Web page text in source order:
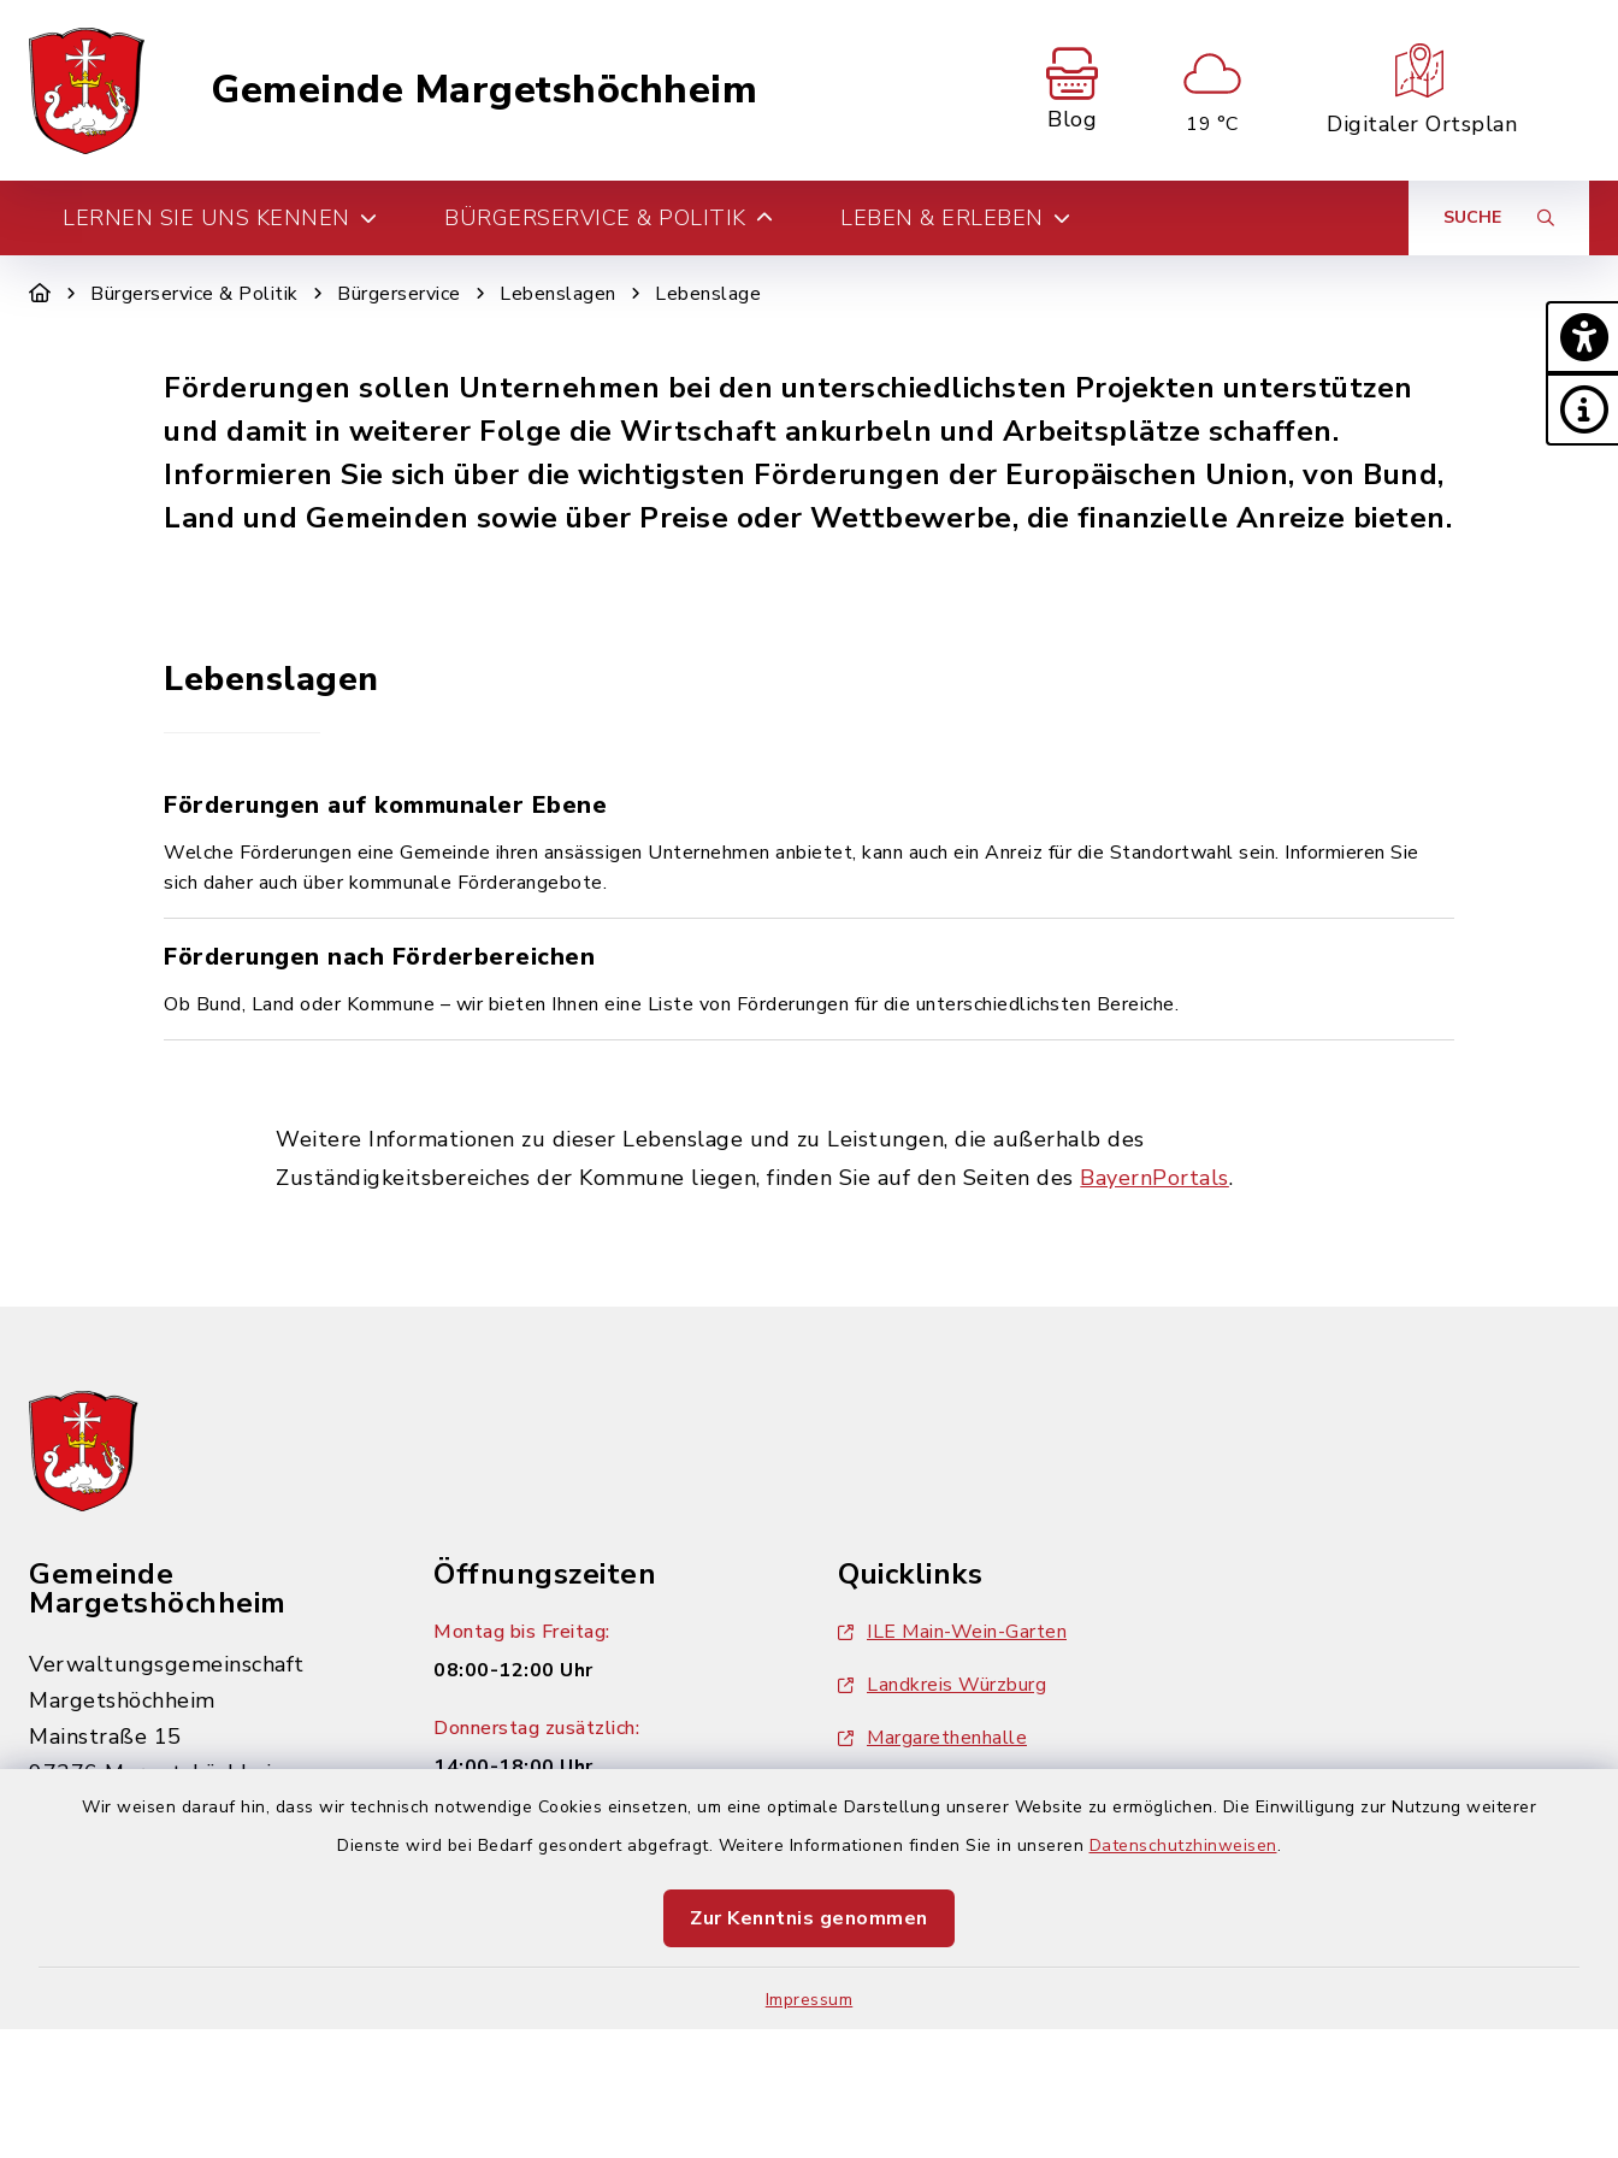
Wir weisen darauf hin, dass wir technisch notwendige Cookies einsetzen, um eine optimale Darstellung unserer Website zu ermöglichen. Die Einwilligung zur Nutzung weiterer
Dienste wird bei Bedarf gesondert abgefragt. Weitere Informationen finden Sie in unseren Datenschutzhinweisen.
Zur Kenntnis genommen
Impressum
Gemeinde Margetshöchheim
Blog 19 °C Digitaler Ortsplan
LERNEN SIE UNS KENNEN BÜRGERSERVICE & POLITIK LEBEN & ERLEBEN SUCHE
Bürgerservice & Politik Bürgerservice Lebenslagen Lebenslage
Förderungen sollen Unternehmen bei den unterschiedlichsten Projekten unterstützen
und damit in weiterer Folge die Wirtschaft ankurbeln und Arbeitsplätze schaffen.
Informieren Sie sich über die wichtigsten Förderungen der Europäischen Union, von Bund,
Land und Gemeinden sowie über Preise oder Wettbewerbe, die finanzielle Anreize bieten.
Lebenslagen
Förderungen auf kommunaler Ebene
Welche Förderungen eine Gemeinde ihren ansässigen Unternehmen anbietet, kann auch ein Anreiz für die Standortwahl sein. Informieren Sie
sich daher auch über kommunale Förderangebote.
Förderungen nach Förderbereichen
Ob Bund, Land oder Kommune – wir bieten Ihnen eine Liste von Förderungen für die unterschiedlichsten Bereiche.
Weitere Informationen zu dieser Lebenslage und zu Leistungen, die außerhalb des
Zuständigkeitsbereiches der Kommune liegen, finden Sie auf den Seiten des BayernPortals.
Gemeinde
Margetshöchheim
Verwaltungsgemeinschaft
Margetshöchheim
Mainstraße 15
97276 Margetshöchheim
Öffnungszeiten
Montag bis Freitag:
08:00-12:00 Uhr
Donnerstag zusätzlich:
14:00-18:00 Uhr
Quicklinks
ILE Main-Wein-Garten
Landkreis Würzburg
Margarethenhalle